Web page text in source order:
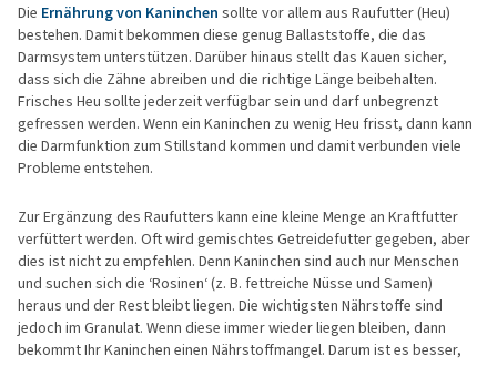
Die Ernährung von Kaninchen sollte vor allem aus Raufutter (Heu)
bestehen. Damit bekommen diese genug Ballaststoffe, die das
Darmsystem unterstützen. Darüber hinaus stellt das Kauen sicher,
dass sich die Zähne abreiben und die richtige Länge beibehalten.
Frisches Heu sollte jederzeit verfügbar sein und darf unbegrenzt
gefressen werden. Wenn ein Kaninchen zu wenig Heu frisst, dann kann
die Darmfunktion zum Stillstand kommen und damit verbunden viele
Probleme entstehen.
Zur Ergänzung des Raufutters kann eine kleine Menge an Kraftfutter
verfüttert werden. Oft wird gemischtes Getreidefutter gegeben, aber
dies ist nicht zu empfehlen. Denn Kaninchen sind auch nur Menschen
und suchen sich die ‘Rosinen‘ (z. B. fettreiche Nüsse und Samen)
heraus und der Rest bleibt liegen. Die wichtigsten Nährstoffe sind
jedoch im Granulat. Wenn diese immer wieder liegen bleiben, dann
bekommt Ihr Kaninchen einen Nährstoffmangel. Darum ist es besser,